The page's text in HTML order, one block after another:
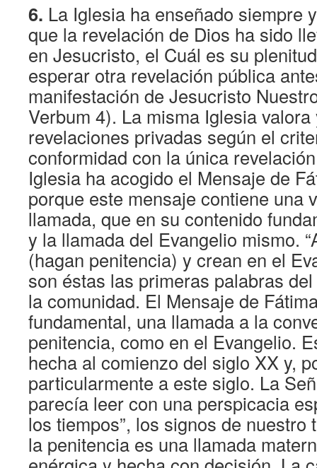
6. La Iglesia ha enseñado siempre
que la revelación de Dios ha sido
en Jesucristo, el Cuál es su
esperar otra revelación pública
manifestación de Jesucristo
Verbum 4). La misma Iglesia
revelaciones privadas según el
conformidad con la única
Iglesia ha acogido el Mensaje de
porque este mensaje contiene una
llamada, que en su contenido
y la llamada del Evangelio mismo.
(hagan penitencia) y crean en el
son éstas las primeras palabras
la comunidad. El Mensaje de
fundamental, una llamada a la
penitencia, como en el Evangelio.
hecha al comienzo del siglo XX y,
particularmente a este siglo. La
parecía leer con una perspicacia
los tiempos”, los signos de nuestro
la penitencia es una llamada